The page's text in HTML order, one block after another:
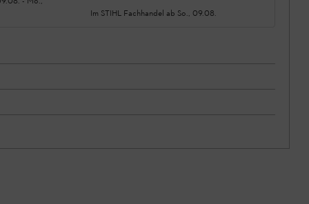
Im STIHL Fachhandel ab So., 09.08.